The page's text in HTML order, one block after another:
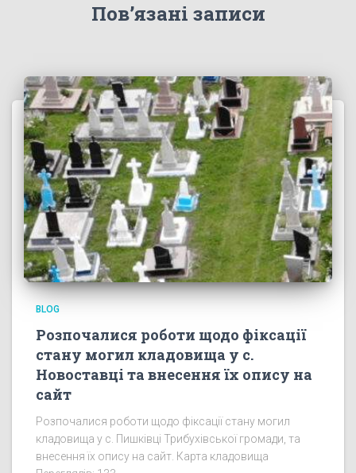
Пов’язані записи
BLOG
Розпочалися роботи щодо фіксації
стану могил кладовища у с.
Новоставці та внесення їх опису на
сайт
Розпочалися роботи щодо фіксації стану могил
кладовища у с. Пишківці Трибухівської громади, та
внесення їх опису на сайт. Карта кладовища